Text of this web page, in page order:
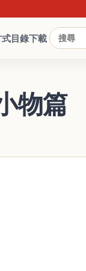
式目錄下載
物篇